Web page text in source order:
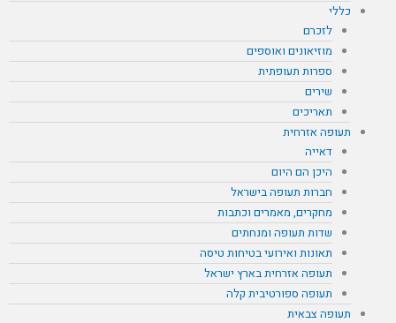
כללי
לזכרם
מוזיאונים ואוספים
ספרות תעופתית
שירים
תאריכים
תעופה אזרחית
דאייה
היכן הם היום
חברות תעופה בישראל
מחקרים, מאמרים וכתבות
שדות תעופה ומנחתים
תאונות ואירועי בטיחות טיסה
תעופה אזרחית בארץ ישראל
תעופה ספורטיבית קלה
תעופה צבאית